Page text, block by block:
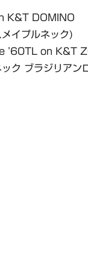
K&T DOMINO
イプルネック)
’60TL on K&T
ク ブラジリアン